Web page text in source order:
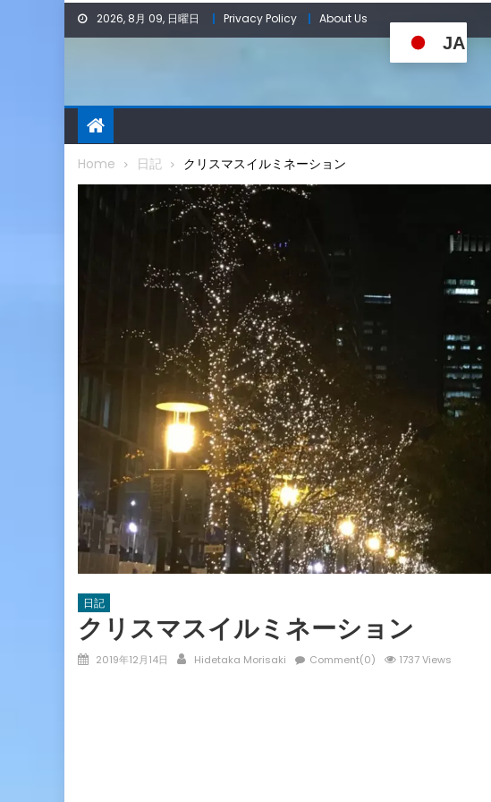
Skip
2026, 8月 09, 日曜日 Privacy Policy About Us
JA
Home 日記 クリスマスイルミネーション
日記
クリスマスイルミネーション
Posted
2019年12月14日 Author
Hidetaka Morisaki Comment(0) 1737 Views